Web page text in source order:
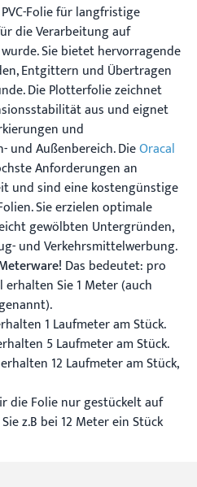
Folie für langfristige
die Verarbeitung auf
Sie bietet hervorragende
Entgittern und Übertragen
Die Plotterfolie zeichnet
aus und eignet
und
und Außenbereich. DieOracal
Anforderungen an
und sind eine kostengünstige
Sie erzielen optimale
gewölbten Untergründen,
und Verkehrsmittelwerbung.
Das bedeutet: pro
Sie 1 Meter (auch
1 Laufmeter am Stück.
5 Laufmeter am Stück.
12 Laufmeter am Stück,
die Folie nur gestückelt auf
z.B bei 12 Meter ein Stück